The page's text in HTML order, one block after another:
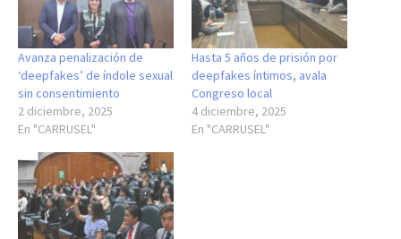
Avanza penalización de
‘deepfakes’ de índole sexual
sin consentimiento
2 diciembre, 2025
En "CARRUSEL"
Hasta 5 años de prisión por
deepfakes íntimos, avala
Congreso local
4 diciembre, 2025
En "CARRUSEL"